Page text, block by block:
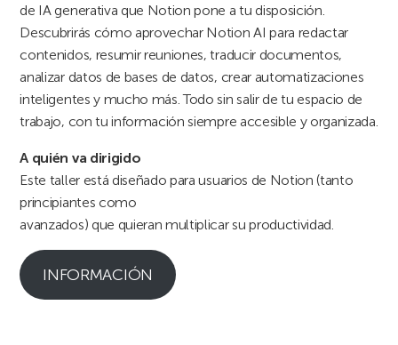
de IA generativa que Notion pone a tu disposición.
Descubrirás cómo aprovechar Notion AI para redactar
contenidos, resumir reuniones, traducir documentos,
analizar datos de bases de datos, crear automatizaciones
inteligentes y mucho más. Todo sin salir de tu espacio de
trabajo, con tu información siempre accesible y organizada.
A quién va dirigido
Este taller está diseñado para usuarios de Notion (tanto
principiantes como
avanzados) que quieran multiplicar su productividad.
INFORMACIÓN